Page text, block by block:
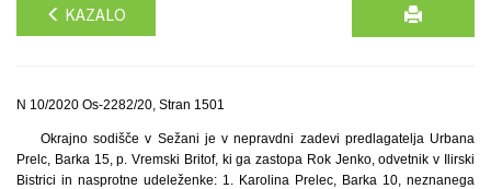
KAZALO
N 10/2020 Os-2282/20, Stran 1501
Okrajno sodišče v Sežani je v nepravdni zadevi predlagatelja Urbana
Prelc, Barka 15, p. Vremski Britof, ki ga zastopa Rok Jenko, odvetnik v Ilirski
Bistrici in nasprotne udeleženke: 1. Karolina Prelec, Barka 10, neznanega